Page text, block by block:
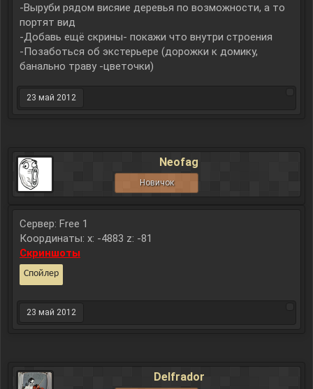
-Выруби рядом висяие деревья по возможности, а то
портят вид
-Добавь ещё скрины- покажи что внутри строения
-Позаботься об экстерьере (дорожки к домику,
банально траву -цветочки)
23 май 2012
Neofag
Новичок
Сервер: Free 1
Координаты: x: -4883 z: -81
Скриншоты
Спойлер
23 май 2012
Delfrador